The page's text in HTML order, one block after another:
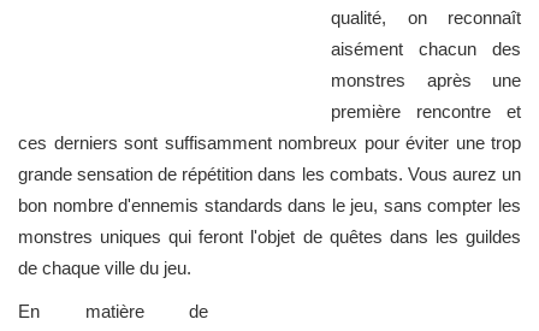
qualité, on reconnaît
aisément chacun des
monstres après une
première rencontre et
ces derniers sont suffisamment nombreux pour éviter une trop
grande sensation de répétition dans les combats. Vous aurez un
bon nombre d'ennemis standards dans le jeu, sans compter les
monstres uniques qui feront l'objet de quêtes dans les guildes
de chaque ville du jeu.
En matière de